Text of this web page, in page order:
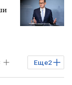
Еще2